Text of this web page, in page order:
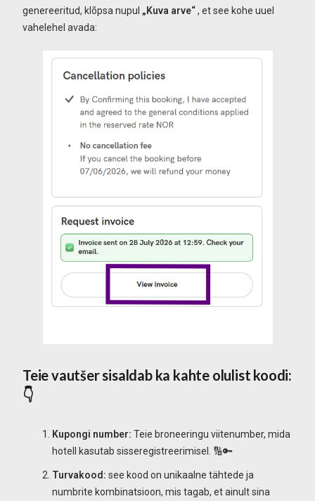
genereeritud, klõpsa nupul „Kuva arve“, et see kohe uuel
vahelehel avada:
Teie vautšer sisaldab ka kahte olulist koodi:
👇
Kupongi number: Teie broneeringu viitenumber, mida
hotell kasutab sisseregistreerimisel. 🔢🔑
Turvakood: see kood on unikaalne tähtede ja
numbrite kombinatsioon, mis tagab, et ainult sina